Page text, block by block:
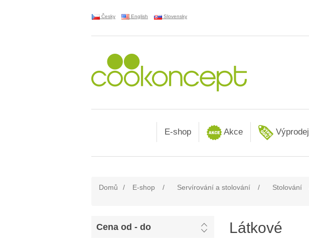
Česky English Slovensky
E-shop Akce Výprodej
Domů / E-shop / Servírování a stolování / Stolování
Cena od - do Látkové